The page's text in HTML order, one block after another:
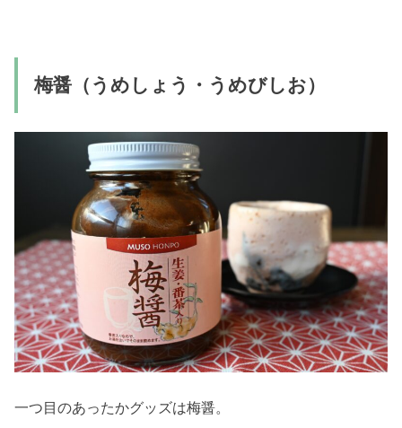
梅醤（うめしょう・うめびしお）
一つ目のあったかグッズは梅醤。